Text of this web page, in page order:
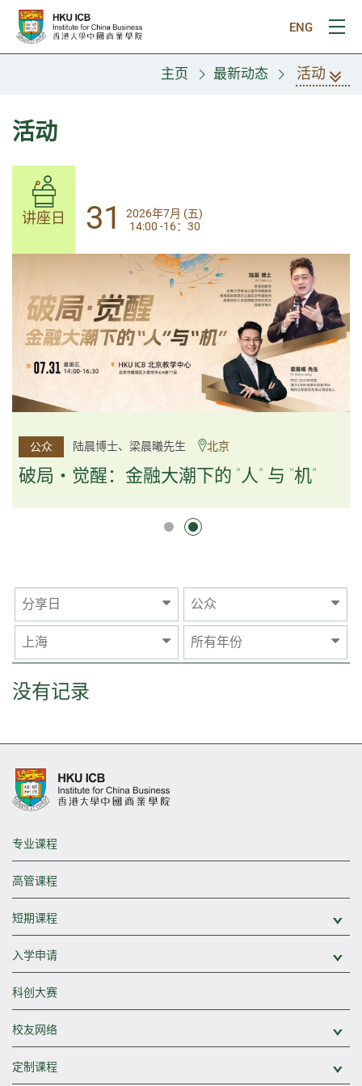
跳往主要内容
ENG
打
主页 最新动态 活动
活动
讲座日 31
2026年7月 (五)
14:00-17:30
公众 杨文斌先生、邱良弼先生 广州
逻辑×算法：重塑资产配置内核
逻辑×算法：重塑资产配置内核
讲座日 31
2026年7月 (五)
14:00 -16：30
公众 陆晨博士、梁晨曦先生 北京
破局・觉醒：金融大潮下的 "人" 与 "机"
分享日 公众
上海 所有年份
没有记录
专业课程
高管课程
短期课程
入学申请
科创大赛
校友网络
定制课程